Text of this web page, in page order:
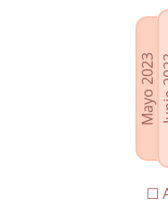
Agenda de Presidencia
Plenos provinciales y
Oficina de Proyectos
Mayo 2023
☐